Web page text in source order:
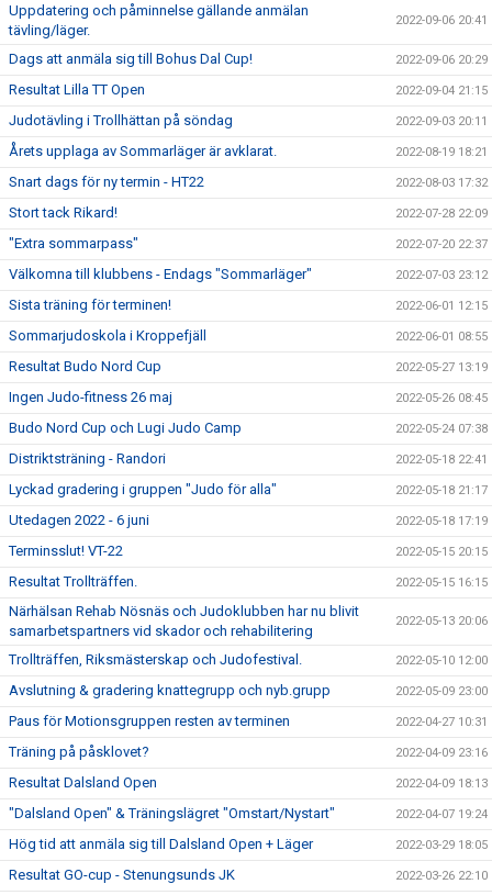
Uppdatering och påminnelse gällande anmälan
tävling/läger.
2022-09-06 20:41
Dags att anmäla sig till Bohus Dal Cup! 2022-09-06 20:29
Resultat Lilla TT Open 2022-09-04 21:15
Judotävling i Trollhättan på söndag 2022-09-03 20:11
Årets upplaga av Sommarläger är avklarat. 2022-08-19 18:21
Snart dags för ny termin - HT22 2022-08-03 17:32
Stort tack Rikard! 2022-07-28 22:09
"Extra sommarpass" 2022-07-20 22:37
Välkomna till klubbens - Endags "Sommarläger" 2022-07-03 23:12
Sista träning för terminen! 2022-06-01 12:15
Sommarjudoskola i Kroppefjäll 2022-06-01 08:55
Resultat Budo Nord Cup 2022-05-27 13:19
Ingen Judo-fitness 26 maj 2022-05-26 08:45
Budo Nord Cup och Lugi Judo Camp 2022-05-24 07:38
Distriktsträning - Randori 2022-05-18 22:41
Lyckad gradering i gruppen "Judo för alla" 2022-05-18 21:17
Utedagen 2022 - 6 juni 2022-05-18 17:19
Terminsslut! VT-22 2022-05-15 20:15
Resultat Trollträffen. 2022-05-15 16:15
Närhälsan Rehab Nösnäs och Judoklubben har nu blivit
samarbetspartners vid skador och rehabilitering
2022-05-13 20:06
Trollträffen, Riksmästerskap och Judofestival. 2022-05-10 12:00
Avslutning & gradering knattegrupp och nyb.grupp 2022-05-09 23:00
Paus för Motionsgruppen resten av terminen 2022-04-27 10:31
Träning på påsklovet? 2022-04-09 23:16
Resultat Dalsland Open 2022-04-09 18:13
"Dalsland Open" & Träningslägret "Omstart/Nystart" 2022-04-07 19:24
Hög tid att anmäla sig till Dalsland Open + Läger 2022-03-29 18:05
Resultat GO-cup - Stenungsunds JK 2022-03-26 22:10